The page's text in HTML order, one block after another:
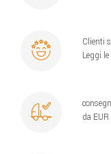
Clienti
Leggi
da